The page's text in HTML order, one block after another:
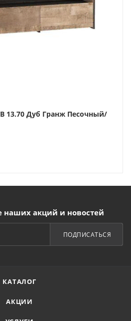
13.70 Дуб Гранж Песочный/
наших акций и новостей
ПОДПИСАТЬСЯ
КАТАЛОГ
АКЦИИ